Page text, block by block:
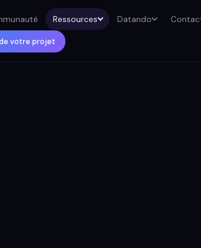
Ressources Datando
votre projet